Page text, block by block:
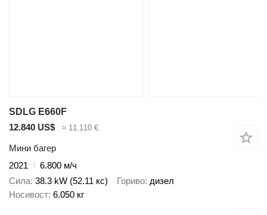
SDLG E660F
12.840 US$
≈ 11.110 €
Мини багер
2021
6.800 м/ч
Сила 38.3 kW (52.11 кс) Гориво дизел
Носивост 6.050 кг